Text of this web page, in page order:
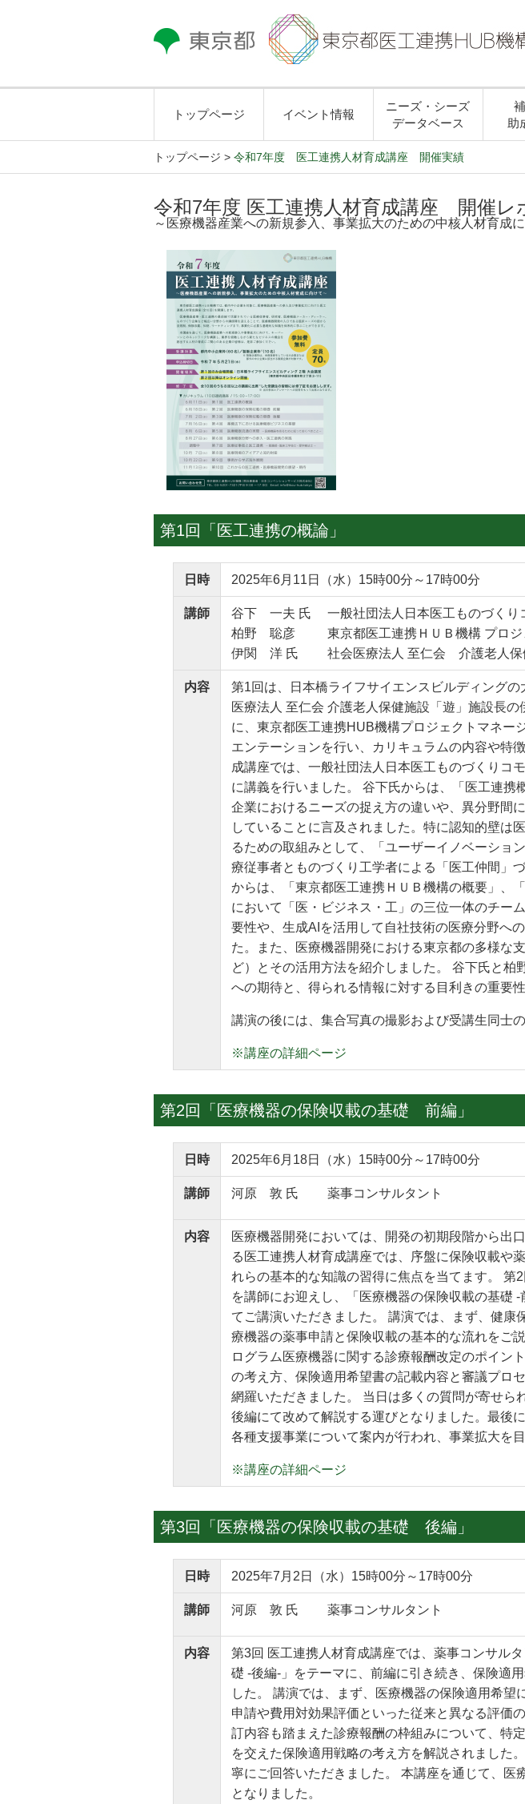
トップページ イベント情報
ニーズ・シーズ
データベース
助
トップページ > 令和7年度 医工連携人材育成講座 開催実績
令和7年度 医工連携人材育成講座 開催レ
～医療機器産業への新規参入、事業拡大のための中核人材育成
第1回「医工連携の概論」
日時 2025年6月11日（水）15時00分～17時00分
講師
谷下 一夫 氏 一般社団法人日本医工ものづく
柏野 聡彦 東京都医工連携ＨＵＢ機構 プロジ
伊関 洋 氏 社会医療法人 至仁会 介護老人保
内容
第1回は、日本橋ライフサイエンスビルディング
医療法人 至仁会 介護老人保健施設「遊」施設長
に、東京都医工連携HUB機構プロジェクトマネー
エンテーションを行い、カリキュラムの内容や特
成講座では、一般社団法人日本医工ものづくりコ
に講義を行いました。 谷下氏からは、「医工連携
企業におけるニーズの捉え方の違いや、異分野間
していることに言及されました。特に認知的壁は
るための取組みとして、「ユーザーイノベーショ
療従事者とものづくり工学者による「医工仲間」
からは、「東京都医工連携ＨＵＢ機構の概要」、
において「医・ビジネス・工」の三位一体のチー
要性や、生成AIを活用して自社技術の医療分野へ
た。また、医療機器開発における東京都の多様な
ど）とその活用方法を紹介しました。 谷下氏と
への期待と、得られる情報に対する目利きの重要
講演の後には、集合写真の撮影および受講生同士
※講座の詳細ページ
第2回「医療機器の保険収載の基礎 前編」
日時 2025年6月18日（水）15時00分～17時00分
講師 河原 敦 氏 薬事コンサルタント
内容
医療機器開発においては、開発の初期段階から出
る医工連携人材育成講座では、序盤に保険収載や
れらの基本的な知識の習得に焦点を当てます。
を講師にお迎えし、「医療機器の保険収載の基礎
てご講演いただきました。 講演では、まず、健
療機器の薬事申請と保険収載の基本的な流れをご
ログラム医療機器に関する診療報酬改定のポイン
の考え方、保険適用希望書の記載内容と審議プロ
網羅いただきました。 当日は多くの質問が寄せ
後編にて改めて解説する運びとなりました。最後
各種支援事業について案内が行われ、事業拡大を
※講座の詳細ページ
第3回「医療機器の保険収載の基礎 後編」
日時 2025年7月2日（水）15時00分～17時00分
講師 河原 敦 氏 薬事コンサルタント
内容
第3回 医工連携人材育成講座では、薬事コンサル
礎 -後編-」をテーマに、前編に引き続き、保険適
した。 講演では、まず、医療機器の保険適用希
申請や費用対効果評価といった従来と異なる評価
訂内容も踏まえた診療報酬の枠組みについて、特
を交えた保険適用戦略の考え方を解説されました
寧にご回答いただきました。 本講座を通じて、
となりました。